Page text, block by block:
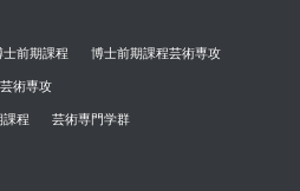
士前期課程
博士前期課程芸術専攻
術専攻
程
芸術専門学群